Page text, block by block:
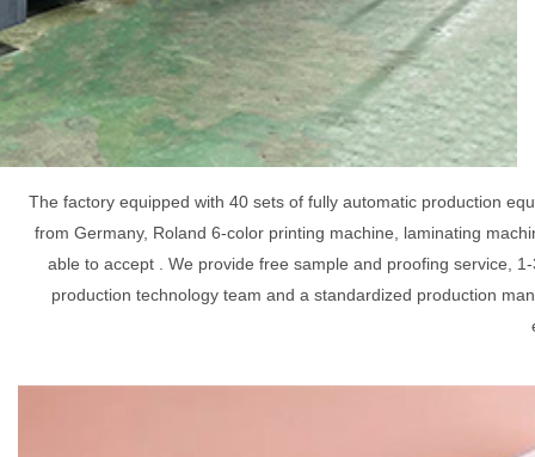
The factory equipped with 40 sets of fully automatic production
from Germany, Roland 6-color printing machine, laminating
able to accept . We provide free sample and proofing service,
production technology team and a standardized production